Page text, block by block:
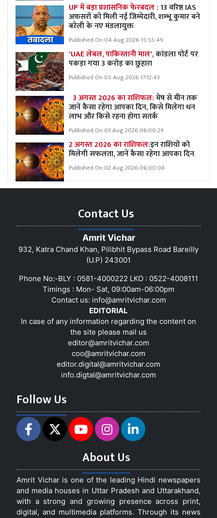
UP में बड़ा प्रशासनिक फेरबदल :13 वरिष्ठ IAS
अफसरों को मिली नई जिम्मेदारी, शम्भू कुमार बने
बरेली के नए मंडलायुक्त
Published On 04 Aug 2026 15:55:49
'UAE लेबल, पाकिस्तानी माल',कांडला पोर्ट पर
पकड़ा गया 3 करोड़ का छुहारा
Published On 05 Aug 2026 17:12:43
3 अगस्त 2026 का राशिफल:मेष से मीन तक
जानें कैसा रहेगा आपका दिन, किसे मिलेगा धन
लाभ और किसे रहना होगा सतर्क
Published On 03 Aug 2026 06:00:29
2 अगस्त 2026 का राशिफल:इन राशियों को
मिलेगी सफलता, जानें कैसा रहेगा आपका दिन
Published On 02 Aug 2026 06:00:08
Contact Us
Amrit Vichar
932, Katra Chand Khan, Pilibhit Bypass Road Bareilly
(U.P) 243001
Phone No:-BLY : 0581-4000222 LKO : 0522-4008111
Timings : Mon- Sat, 09:00am-06:00pm
Contact us: info@amritvichar.com
EDITORIAL
In case of any information regarding the content on
the site please mail us
editor@amritvichar.com
coo@amritvichar.com
editor.digital@amritvichar.com
info.digtal@amritvichar.com
Follow Us
About Us
Amrit Vichar is one of the leading Hindi newspapers
and media houses in Uttar Pradesh and Uttarakhand,
with a strong and growing presence across print,
digital, and multimedia platforms. Through its news